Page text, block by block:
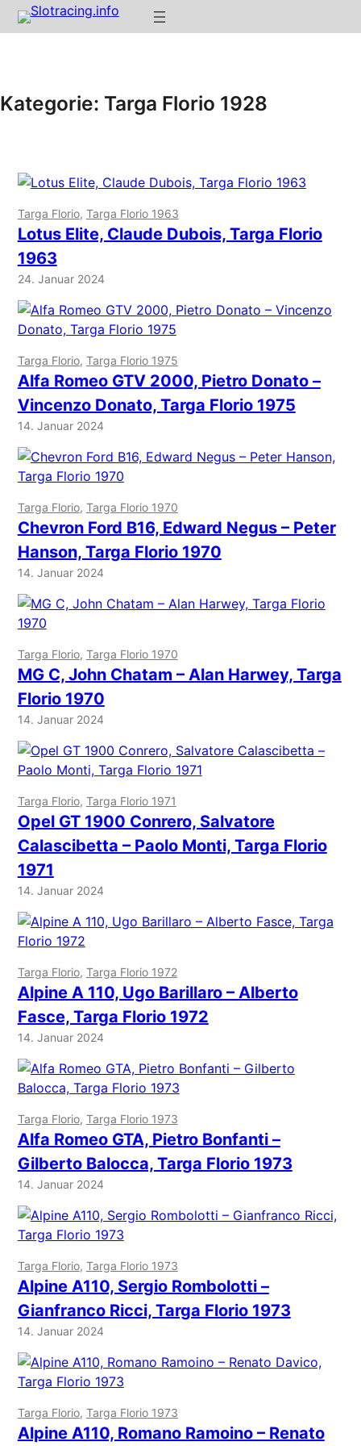
Zum
Inhalt
Kategorie: Targa Florio 1928
Targa Florio, Targa Florio 1963
Lotus Elite, Claude Dubois, Targa Florio
1963
24. Januar 2024
Targa Florio, Targa Florio 1975
Alfa Romeo GTV 2000, Pietro Donato –
Vincenzo Donato, Targa Florio 1975
14. Januar 2024
Targa Florio, Targa Florio 1970
Chevron Ford B16, Edward Negus – Peter
Hanson, Targa Florio 1970
14. Januar 2024
Targa Florio, Targa Florio 1970
MG C, John Chatam – Alan Harwey, Targa
Florio 1970
14. Januar 2024
Targa Florio, Targa Florio 1971
Opel GT 1900 Conrero, Salvatore
Calascibetta – Paolo Monti, Targa Florio
1971
14. Januar 2024
Targa Florio, Targa Florio 1972
Alpine A 110, Ugo Barillaro – Alberto
Fasce, Targa Florio 1972
14. Januar 2024
Targa Florio, Targa Florio 1973
Alfa Romeo GTA, Pietro Bonfanti –
Gilberto Balocca, Targa Florio 1973
14. Januar 2024
Targa Florio, Targa Florio 1973
Alpine A110, Sergio Rombolotti –
Gianfranco Ricci, Targa Florio 1973
14. Januar 2024
Targa Florio, Targa Florio 1973
Alpine A110, Romano Ramoino – Renato